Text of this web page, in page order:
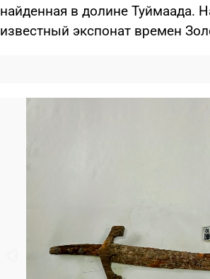
найденная в долине Туймаада.
известный экспонат времен